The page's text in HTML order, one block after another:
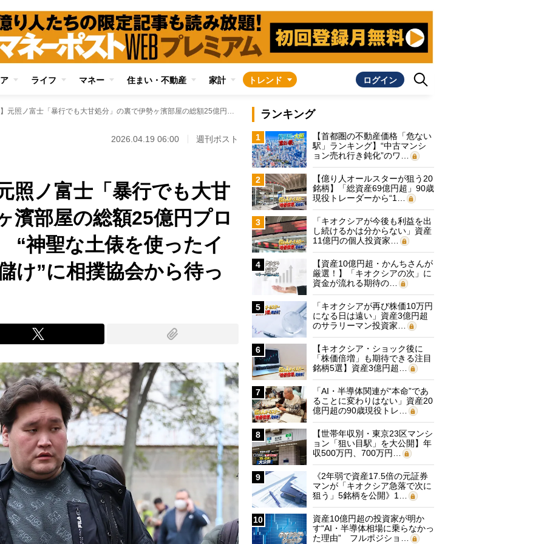
ライフ マネー 住まい・不動産 家計 トレンド ログイン
【内幕レポート】元照ノ富士「暴行でも大甘処分」の裏で伊勢ヶ濱部屋の総額25億円プロジェクトが暗礁に “神聖な土俵を使ったインバウンド向け金儲け”に相撲協会から待った
2026.04.19 06:00 週刊ポスト
照ノ富士「暴行でも大甘
濱部屋の総額25億円プロ
神聖な土俵を使ったイ
け”に相撲協会から待っ
ランキング
1
【首都圏の不動産価格「危ない
駅」ランキング】“中古マンシ
ョン売れ行き鈍化”のワ…
2
【億り人オールスターが狙う20
銘柄】「総資産69億円超」90歳
現役トレーダーから“1…
3
「キオクシアが今後も利益を出
し続けるかは分からない」資産
11億円の個人投資家…
4
【資産10億円超・かんちさんが
厳選！】「キオクシアの次」に
資金が流れる期待の…
5
「キオクシアが再び株価10万円
になる日は遠い」資産3億円超
のサラリーマン投資家…
6
【キオクシア・ショック後に
「株価倍増」も期待できる注目
銘柄5選】資産3億円超…
7
「AI・半導体関連が“本命”であ
ることに変わりはない」資産20
億円超の90歳現役トレ…
8
【世帯年収別・東京23区マンシ
ョン「狙い目駅」を大公開】年
収500万円、700万円…
9
《2年弱で資産17.5倍の元証券
マンが「キオクシア急落で次に
狙う」5銘柄を公開》1…
10
資産10億円超の投資家が明か
す“AI・半導体相場に乗らなかっ
た理由” フルポジショ…